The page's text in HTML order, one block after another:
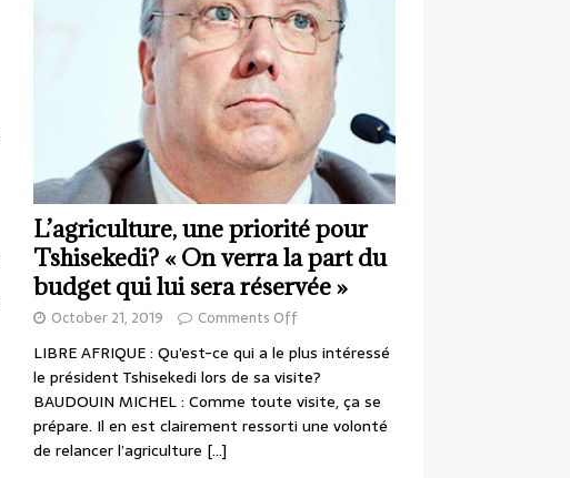
L’agriculture, une priorité pour
Tshisekedi? « On verra la part du
budget qui lui sera réservée »
October 21, 2019 Comments Off
LIBRE AFRIQUE : Qu’est-ce qui a le plus intéressé
le président Tshisekedi lors de sa visite?
BAUDOUIN MICHEL : Comme toute visite, ça se
prépare. Il en est clairement ressorti une volonté
de relancer l’agriculture […]